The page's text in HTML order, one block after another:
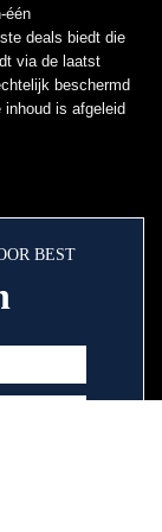
één
deals biedt die
via de laatst
beschermd
inhoud is afgeleid
BEST